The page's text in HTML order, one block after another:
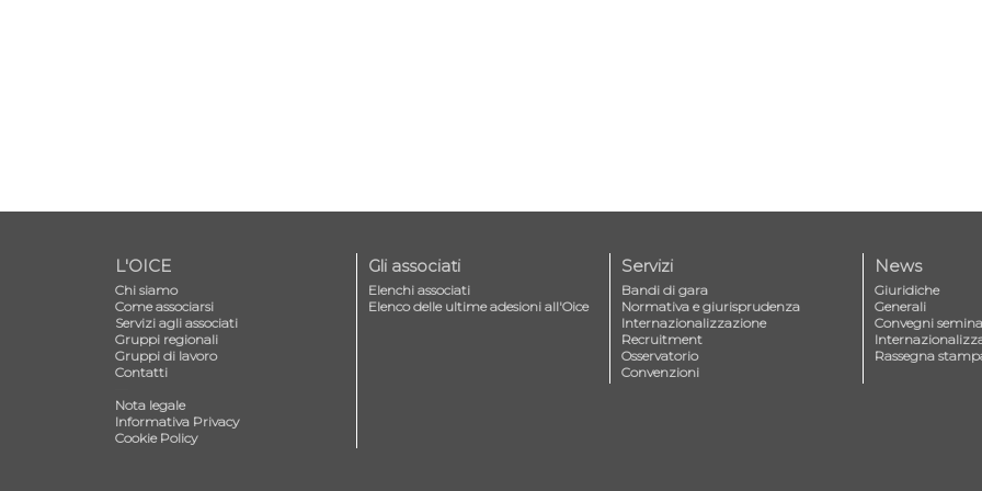
L'OICE
Chi siamo
Come associarsi
Servizi agli associati
Gruppi regionali
Gruppi di lavoro
Contatti
Nota legale
Informativa Privacy
Cookie Policy
Gli associati
Elenchi associati
Elenco delle ultime adesioni all'Oice
Servizi
Bandi di gara
Normativa e giurisprudenza
Internazionalizzazione
Recruitment
Osservatorio
Convenzioni
News
Giuridiche
Generali
Convegni
Rassegna